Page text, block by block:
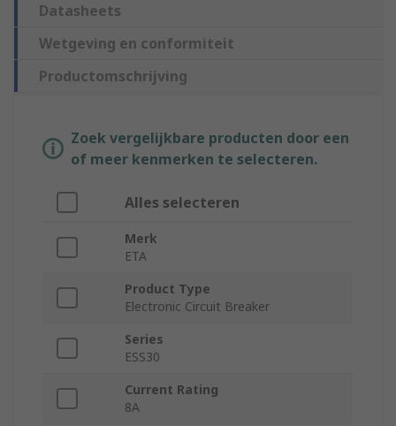
Datasheets
Wetgeving en conformiteit
Productomschrijving
Zoek vergelijkbare producten door een
of meer kenmerken te selecteren.
Alles selecteren
Merk
ETA
Product Type
Electronic Circuit Breaker
Series
ESS30
Current Rating
8A